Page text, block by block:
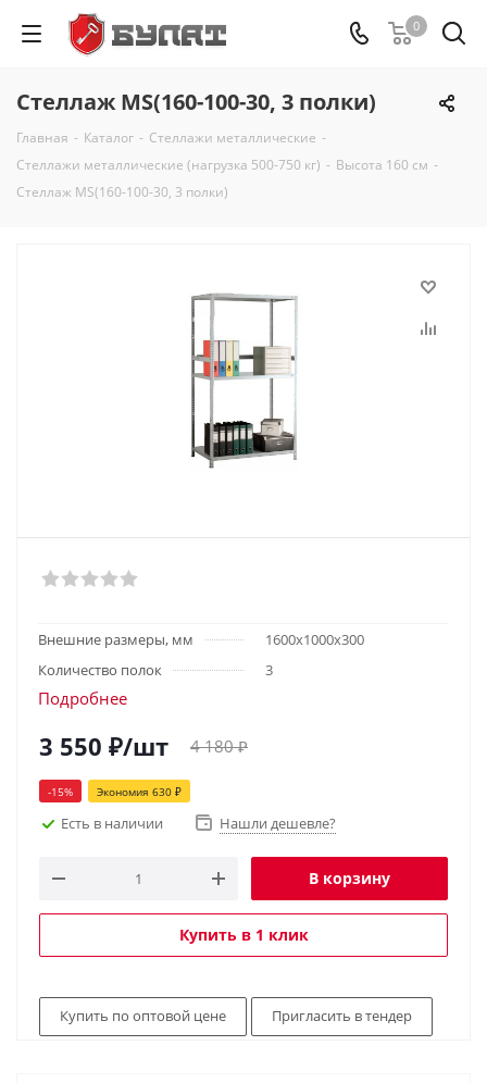
0
Стеллаж MS(160-100-30, 3 полки)
Главная - Каталог - Стеллажи металлические -
Стеллажи металлические (нагрузка 500-750 кг) - Высота 160 см -
Стеллаж MS(160-100-30, 3 полки)
Внешние размеры, мм
1600х1000х300
Количество полок
3
Подробнее
3 550 ₽/шт 4 180₽
-15% Экономия 630 ₽
Есть в наличии Нашли дешевле?
В корзину
Купить в 1 клик
Купить по оптовой цене Пригласить в тендер